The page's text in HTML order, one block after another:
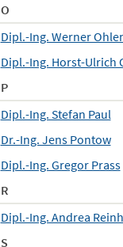
O
Dipl.-Ing. Werner
Dipl.-Ing. Horst-Ulrich
P
Dipl.-Ing. Stefan Paul
Dr.-Ing. Jens Pontow
Dipl.-Ing. Gregor Prass
R
Dipl.-Ing. Andrea
S